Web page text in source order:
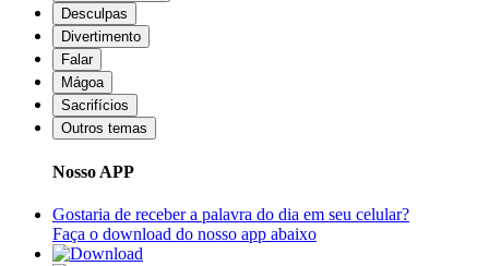
Desculpas
Divertimento
Falar
Mágoa
Sacrifícios
Outros temas
Nosso APP
Gostaria de receber a palavra do dia em seu celular?
Faça o download do nosso app abaixo